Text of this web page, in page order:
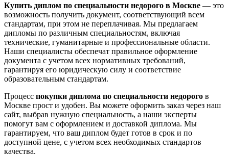
Купить диплом по специальности недорого в Москве — это
возможность получить документ, соответствующий всем
стандартам, при этом не переплачивая. Мы предлагаем
дипломы по различным специальностям, включая
технические, гуманитарные и профессиональные области.
Наши специалисты обеспечат правильное оформление
документа с учетом всех нормативных требований,
гарантируя его юридическую силу и соответствие
образовательным стандартам.
Процесс покупки диплома по специальности недорого в
Москве прост и удобен. Вы можете оформить заказ через наш
сайт, выбрав нужную специальность, а наши эксперты
помогут вам с оформлением и доставкой диплома. Мы
гарантируем, что ваш диплом будет готов в срок и по
доступной цене, с учетом всех необходимых стандартов
качества.